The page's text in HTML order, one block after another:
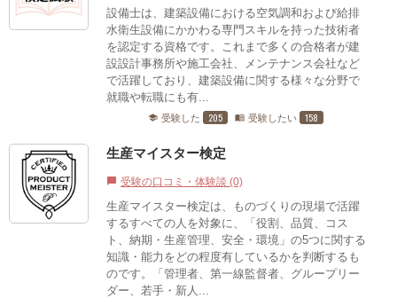
設備士は、建築設備における空気調和および給排
水衛生設備にかかわる専門スキルを持った技術者
を認定する資格です。これまで多くの合格者が建
設設計事務所や施工会社、メンテナンス会社など
で活躍しており、建築設備に関する様々な分野で
就職や転職にも有...
school 受験した 205 menu_book 受験したい 158
生産マイスター検定
chat_bubble 受験の口コミ・体験談 (0)
生産マイスター検定は、ものづくりの現場で活躍
するすべての人を対象に、「役割、品質、コス
ト、納期・生産管理、安全・環境」の5つに関する
知識・能力をどの程度有しているかを判断するも
のです。「管理者、第一線監督者、グループリー
ダー、若手・新人...